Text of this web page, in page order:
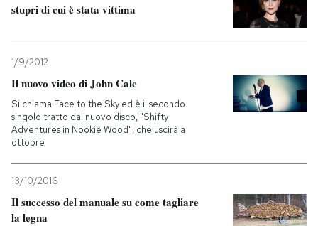
stupri di cui è stata vittima
1/9/2012
Il nuovo video di John Cale
Si chiama Face to the Sky ed è il secondo
singolo tratto dal nuovo disco, "Shifty
Adventures in Nookie Wood", che uscirà a
ottobre
13/10/2016
Il successo del manuale su come tagliare
la legna